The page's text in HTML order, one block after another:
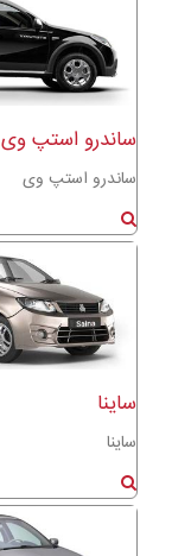
ساندرو استپ وی
ساندرو استپ وی
ساینا
ساینا